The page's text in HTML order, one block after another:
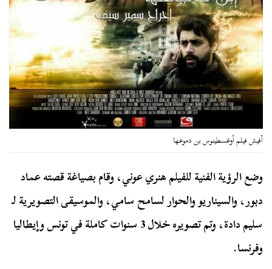
أفيش فيلم أوغسطينوس بن دموعها
وضع الرؤية الفنية للفيلم هنري عوني، وقام بصياغة قصته عماد
دبور، والسيناريو والحوار لسامح سامي، والموسيقى التصويرية لـ
سليم دادة، وتم تصويره خلال 3 سنوات كاملة في تونس وإيطاليا
وفرنسا.